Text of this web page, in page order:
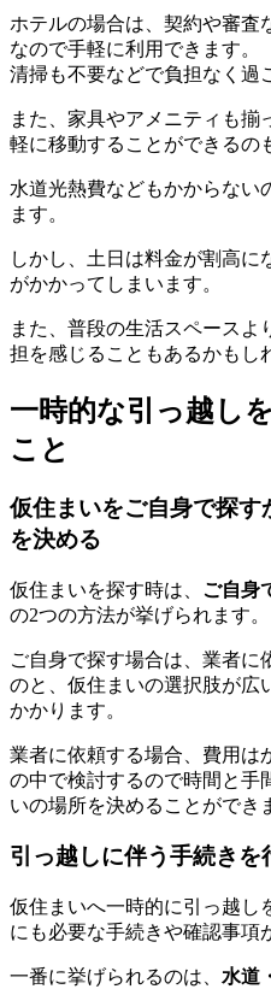
ホテルの場合は、契約や審査
なので手軽に利用できます。
清掃も不要などで負担なく過
また、家具やアメニティも
軽に移動することができるの
水道光熱費などもかからない
ます。
しかし、土日は料金が割高に
がかかってしまいます。
また、普段の生活スペースよ
担を感じることもあるかもし
一時的な引っ越し
こと
仮住まいをご自身で探
を決める
仮住まいを探す時は、 ご自身
の2つの方法が挙げられます。
ご自身で探す場合は、業者に
のと、仮住まいの選択肢が広
かかります。
業者に依頼する場合、費用は
の中で検討するので時間と手
いの場所を決めることができ
引っ越しに伴う手続きを
仮住まいへ一時的に引っ越し
にも必要な手続きや確認事項
一番に挙げられるのは、 水道